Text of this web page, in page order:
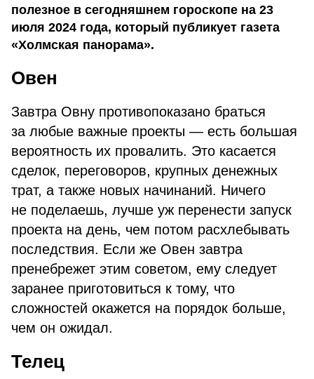
полезное в сегодняшнем гороскопе на 23
июля 2024 года, который публикует газета
«Холмская панорама».
Овен
Завтра Овну противопоказано браться
за любые важные проекты — есть большая
вероятность их провалить. Это касается
сделок, переговоров, крупных денежных
трат, а также новых начинаний. Ничего
не поделаешь, лучше уж перенести запуск
проекта на день, чем потом расхлебывать
последствия. Если же Овен завтра
пренебрежет этим советом, ему следует
заранее приготовиться к тому, что
сложностей окажется на порядок больше,
чем он ожидал.
Телец